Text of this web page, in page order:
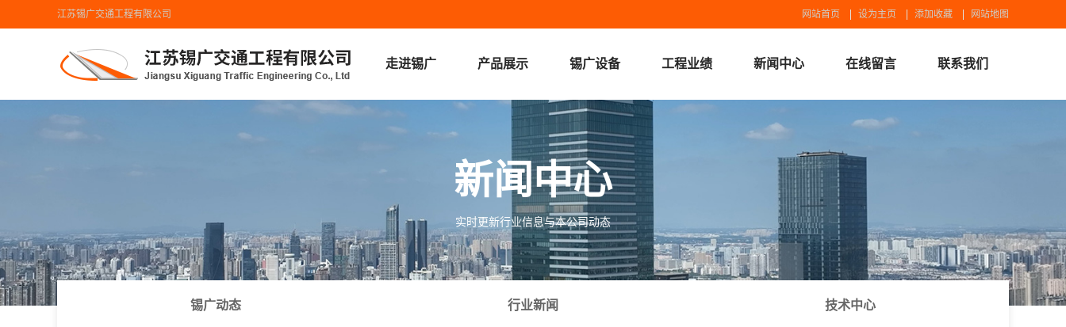
江苏锡广交通工程有限公司 网站首页 设为主页 添加收藏 网站地图
走进锡广 产品展示 锡广设备 工程业绩 新闻中心 在线留言 联系我们
在线留言
新闻中心
实时更新行业信息与本公司动态
锡广动态 行业新闻 技术中心